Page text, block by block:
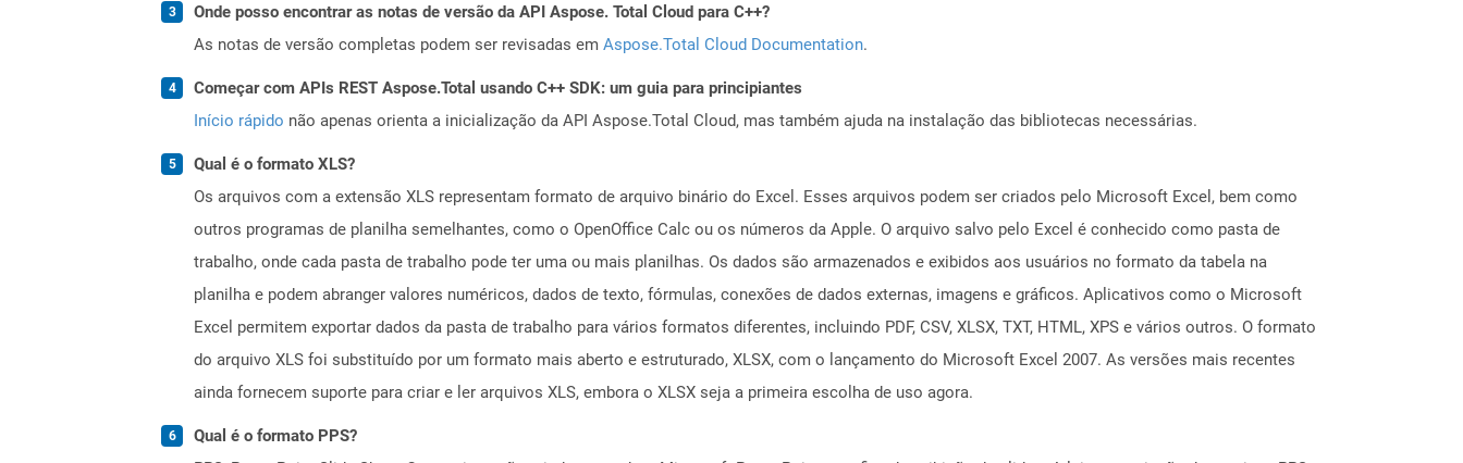
Onde posso encontrar as notas de versão da API Aspose. Total Cloud para C++?
As notas de versão completas podem ser revisadas em Aspose.Total Cloud Documentation.
Começar com APIs REST Aspose.Total usando C++ SDK: um guia para principiantes
Início rápido não apenas orienta a inicialização da API Aspose.Total Cloud, mas também ajuda na instalação das bibliotecas necessárias.
Qual é o formato XLS?
Os arquivos com a extensão XLS representam formato de arquivo binário do Excel. Esses arquivos podem ser criados pelo Microsoft Excel, bem como
outros programas de planilha semelhantes, como o OpenOffice Calc ou os números da Apple. O arquivo salvo pelo Excel é conhecido como pasta de
trabalho, onde cada pasta de trabalho pode ter uma ou mais planilhas. Os dados são armazenados e exibidos aos usuários no formato da tabela na
planilha e podem abranger valores numéricos, dados de texto, fórmulas, conexões de dados externas, imagens e gráficos. Aplicativos como o Microsoft
Excel permitem exportar dados da pasta de trabalho para vários formatos diferentes, incluindo PDF, CSV, XLSX, TXT, HTML, XPS e vários outros. O formato
do arquivo XLS foi substituído por um formato mais aberto e estruturado, XLSX, com o lançamento do Microsoft Excel 2007. As versões mais recentes
ainda fornecem suporte para criar e ler arquivos XLS, embora o XLSX seja a primeira escolha de uso agora.
Qual é o formato PPS?